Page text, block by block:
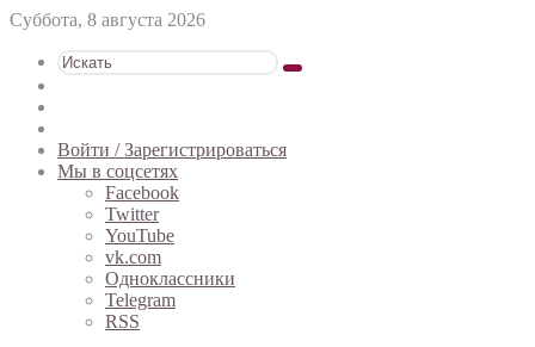
Суббота, 8 августа 2026
Искать
статья
Войти / Зарегистрироваться
Мы в соцсетях
Facebook
Twitter
YouTube
vk.com
Одноклассники
Telegram
RSS